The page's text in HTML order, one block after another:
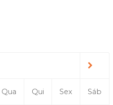
Qua Qui Sex Sáb